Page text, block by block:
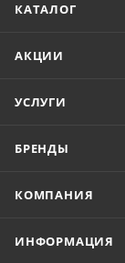
КАТАЛОГ
АКЦИИ
УСЛУГИ
БРЕНДЫ
КОМПАНИЯ
ИНФОРМАЦИЯ